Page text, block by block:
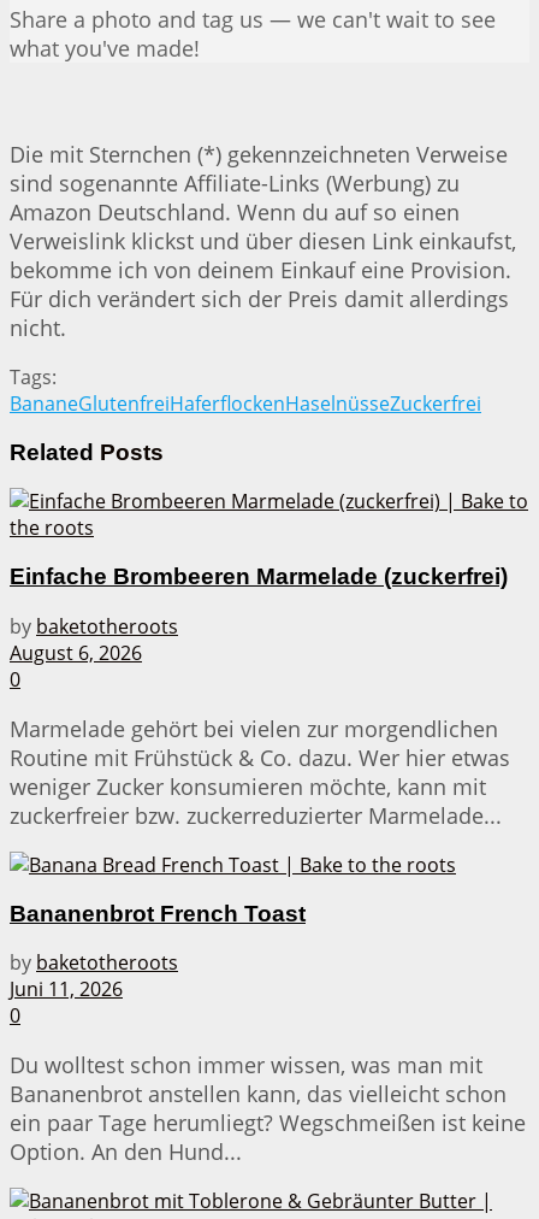
Share a photo and tag us — we can't wait to see
what you've made!
Die mit Sternchen (*) gekennzeichneten Verweise
sind sogenannte Affiliate-Links (Werbung) zu
Amazon Deutschland. Wenn du auf so einen
Verweislink klickst und über diesen Link einkaufst,
bekomme ich von deinem Einkauf eine Provision.
Für dich verändert sich der Preis damit allerdings
nicht.
Tags:
BananeGlutenfreiHaferflockenHaselnüsseZuckerfrei
Related Posts
Einfache Brombeeren Marmelade (zuckerfrei)
by baketotheroots
August 6, 2026
0
Marmelade gehört bei vielen zur morgendlichen
Routine mit Frühstück & Co. dazu. Wer hier etwas
weniger Zucker konsumieren möchte, kann mit
zuckerfreier bzw. zuckerreduzierter Marmelade...
Bananenbrot French Toast
by baketotheroots
Juni 11, 2026
0
Du wolltest schon immer wissen, was man mit
Bananenbrot anstellen kann, das vielleicht schon
ein paar Tage herumliegt? Wegschmeißen ist keine
Option. An den Hund...